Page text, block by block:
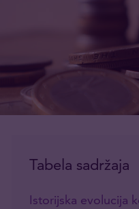
Tabela sadržaja
Istorijska evolucija